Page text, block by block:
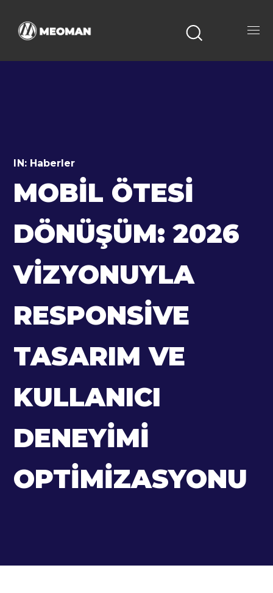
IN: Haberler
MOBIL ÖTESI
DÖNÜŞÜM: 2026
VIZYONUYLA
RESPONSIVE
TASARIM VE
KULLANICI
DENEYIMI
OPTIMIZASYONU